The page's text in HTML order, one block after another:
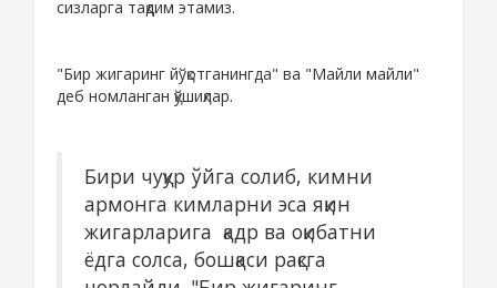
сизларга тақдим этамиз.
"Бир жигаринг йўқотганингда" ва "Майли майли"
деб номланган қўшиқлар.
Бири чуқур ўйга солиб, кимни
армонга кимларни эса яқин
жигарларига қадр ва оқибатни
ёдга солса, бошқаси рақсга